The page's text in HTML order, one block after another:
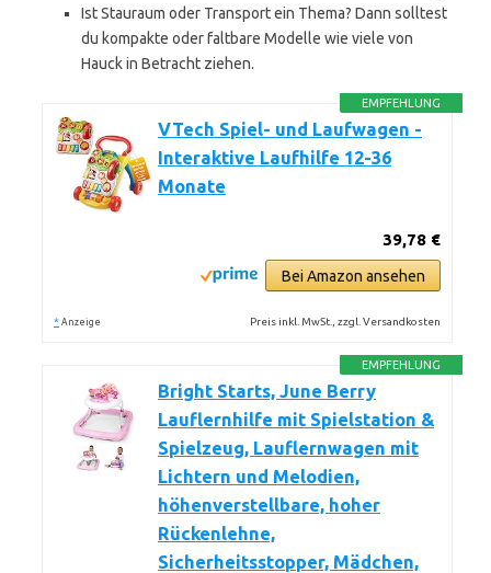
Ist Stauraum oder Transport ein Thema? Dann solltest
du kompakte oder faltbare Modelle wie viele von
Hauck in Betracht ziehen.
EMPFEHLUNG
VTech Spiel- und Laufwagen -
Interaktive Laufhilfe 12-36
Monate
39,78 €
Bei Amazon ansehen
* Anzeige Preis inkl. MwSt., zzgl. Versandkosten
EMPFEHLUNG
Bright Starts, June Berry
Lauflernhilfe mit Spielstation &
Spielzeug, Lauflernwagen mit
Lichtern und Melodien,
höhenverstellbare, hoher
Rückenlehne,
Sicherheitsstopper, Mädchen,